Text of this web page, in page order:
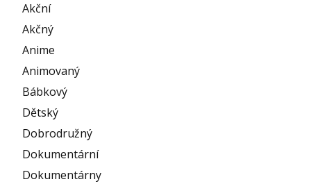
Akční
Akčný
Anime
Animovaný
Bábkový
Dětský
Dobrodružný
Dokumentární
Dokumentárny